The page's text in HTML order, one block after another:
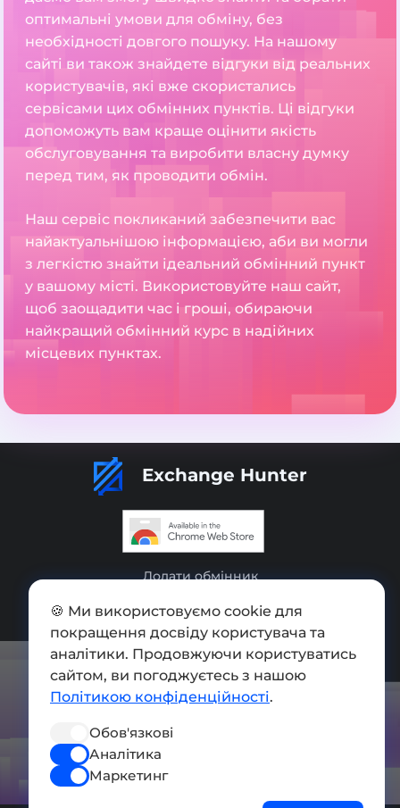
оптимальні умови для обміну, без
необхідності довгого пошуку. На нашому
сайті ви також знайдете відгуки від реальних
користувачів, які вже скористались
сервісами цих обмінних пунктів. Ці відгуки
допоможуть вам краще оцінити якість
обслуговування та виробити власну думку
перед тим, як проводити обмін.
Наш сервіс покликаний забезпечити вас
найактуальнішою інформацією, аби ви могли
з легкістю знайти ідеальний обмінний пункт
у вашому місті. Використовуйте наш сайт,
щоб заощадити час і гроші, обираючи
найкращий обмінний курс в надійних
місцевих пунктах.
Exchange Hunter
Додати обмінник
Мапа сайту
Press kit
Умови використання
Політика конфіденційності
СОЦ. МЕРЕЖІ
🍪 Ми використовуємо cookie для
покращення досвіду користувача та
аналітики. Продовжуючи користуватись
сайтом, ви погоджуєтесь з нашою
Політикою конфіденційності.
Обов'язкові
Аналітика
Маркетинг